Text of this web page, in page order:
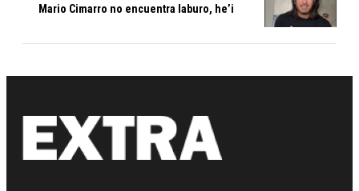
Mario Cimarro no encuentra laburo, he’i